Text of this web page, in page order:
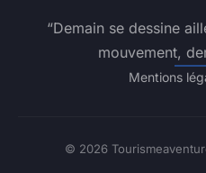
“Demain se dessine
mouvement,
Mentions
© 2026